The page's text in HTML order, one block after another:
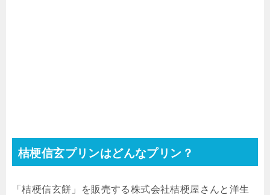
桔梗信玄プリンはどんなプリン？
「桔梗信玄餅」を販売する株式会社桔梗屋さんと洋生